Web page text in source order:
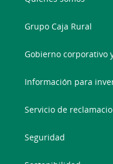
Grupo Caja Rural
Gobierno corporativo
Información para
Servicio de
Seguridad